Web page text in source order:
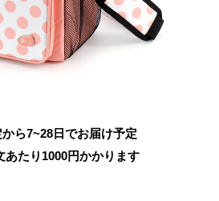
ら7~28日でお届け予定
あたり 1000円かかります